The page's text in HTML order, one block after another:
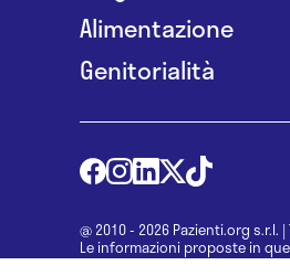
Alimentazione
Genitorialità
@ 2010 - 2026 Pazienti.org s.r.l. |
Le informazioni proposte in
una diagnosi formulata dal